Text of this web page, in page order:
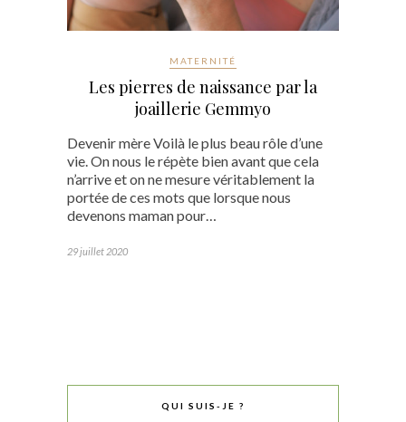
MATERNITÉ
Les pierres de naissance par la
joaillerie Gemmyo
Devenir mère Voilà le plus beau rôle d’une
vie. On nous le répète bien avant que cela
n’arrive et on ne mesure véritablement la
portée de ces mots que lorsque nous
devenons maman pour…
29 juillet 2020
QUI SUIS-JE ?